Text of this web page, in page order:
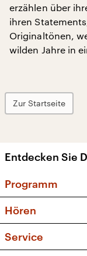
erzählen über
ihren
Originaltönen,
wilden Jahre in
Zur Startseite
Entdecken Sie
Programm
Musikliste
Hören
Service